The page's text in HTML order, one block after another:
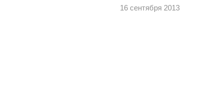
16 сентября 2013